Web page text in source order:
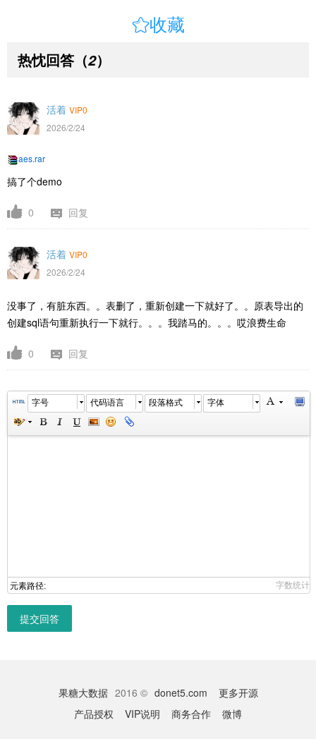
收藏
热忱回答 （2）
活着 VIP0
2026/2/24
aes.rar
搞了个demo
0 回复
活着 VIP0
2026/2/24
没事了，有脏东西。。表删了，重新创建一下就好了。。原表导出的
创建sql语句重新执行一下就行。。。我踏马的。。。哎浪费生命
0 回复
字号 代码语言 段落格式 字体
元素路径: 字数统计
提交回答
果糖大数据 2016 © donet5.com
更多开源
产品授权
VIP说明 商务合作 微博